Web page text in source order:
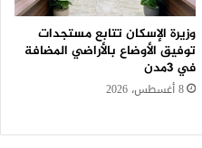
وزيرة الإسكان تتابع مستجدات
توفيق الأوضاع بالأراضي المضافة
في 3مدن
8 أغسطس، 2026